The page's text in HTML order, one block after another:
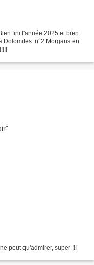
fini l'année 2025 et bien
Dolomites. n°2 Morgans en
peut qu'admirer, super !!!